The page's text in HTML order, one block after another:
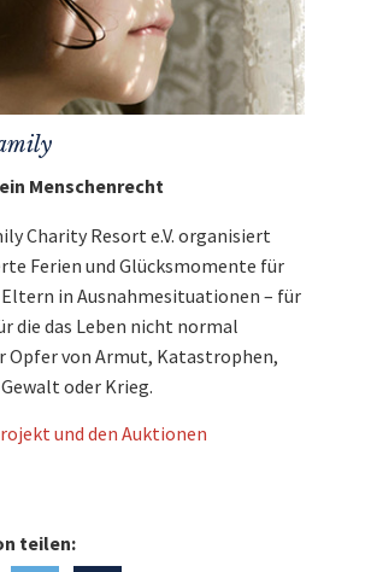
Menschenrecht
Charity Resort e.V. organisiert
Ferien und Glücksmomente für
Eltern in Ausnahmesituationen – für
die das Leben nicht normal
Opfer von Armut, Katastrophen,
oder Krieg.
und den Auktionen
teilen: